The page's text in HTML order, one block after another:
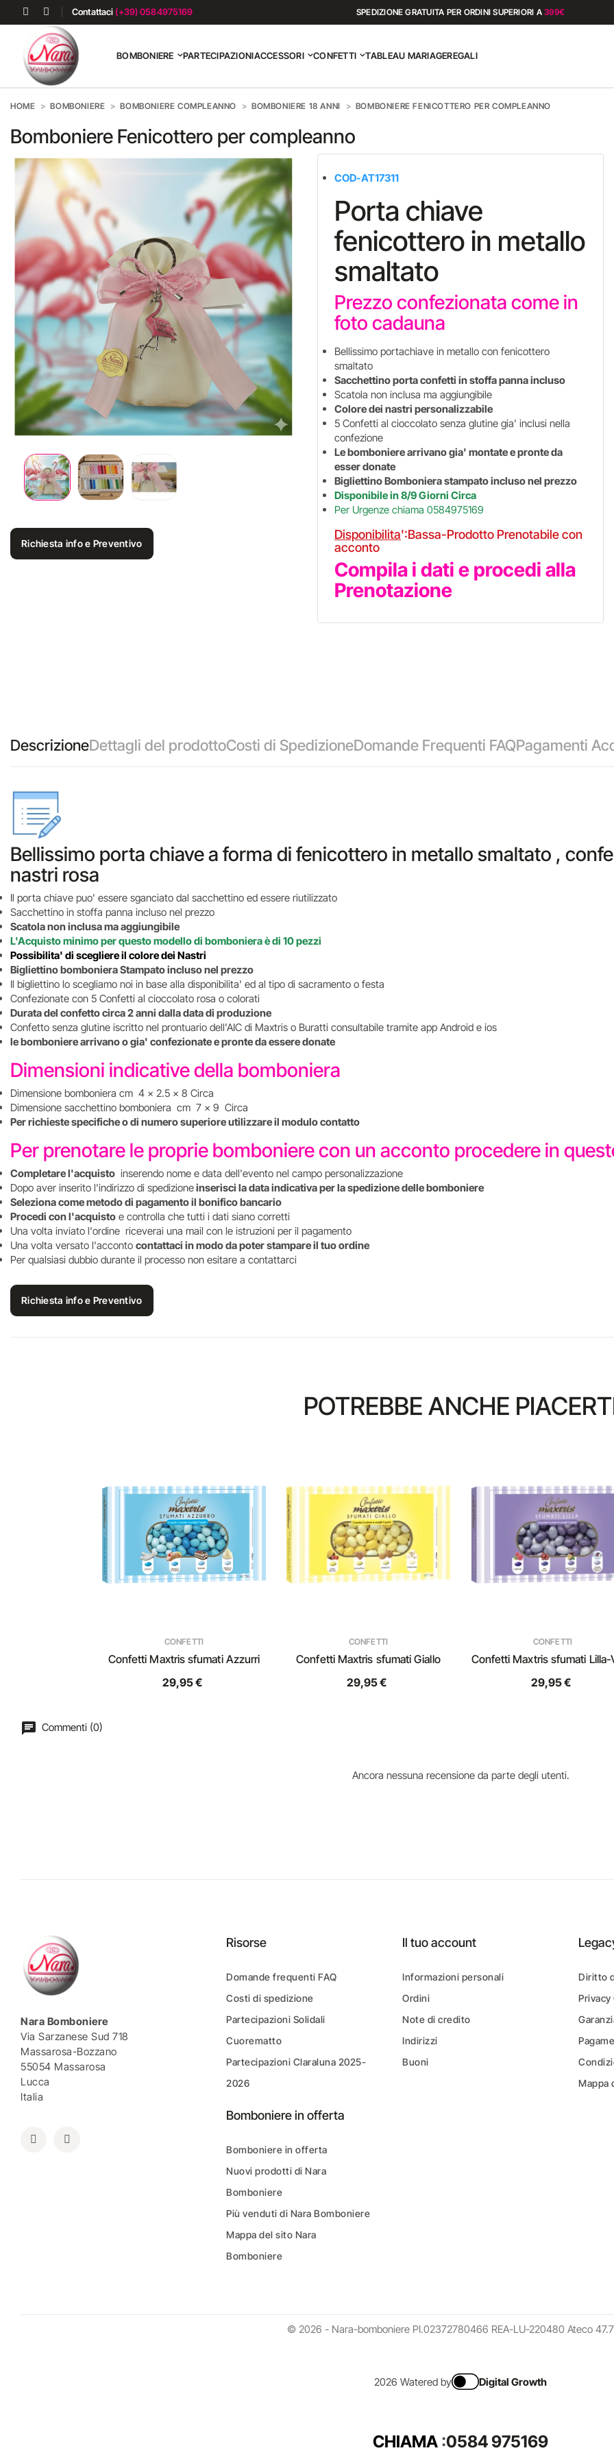
Contattaci (+39) 0584975169 SPEDIZIONE GRATUITA PER ORDINI SUPERIORI A399€
BOMBONIERE PARTECIPAZIONIACCESSORI CONFETTI TABLEAU MARIAGEREGALI
HOME BOMBONIERE BOMBONIERE COMPLEANNO BOMBONIERE 18 ANNI BOMBONIERE FENICOTTERO PER COMPLEANNO
Bomboniere Fenicottero per compleanno
Richiesta info e Preventivo
COD-AT17311
Porta chiave
fenicottero in metallo
smaltato
Prezzo confezionata come in
foto cadauna
Bellissimo portachiave in metallo con fenicottero
smaltato
Sacchettino porta confetti in stoffa panna incluso
Scatola non inclusa ma aggiungibile
Colore dei nastri personalizzabile
5 Confetti al cioccolato senza glutine gia' inclusi nella
confezione
Le bomboniere arrivano gia' montate e pronte da
esser donate
Bigliettino Bomboniera stampato incluso nel prezzo
Disponibile in 8/9 Giorni Circa
Per Urgenze chiama 0584975169
Disponibilita':Bassa-Prodotto Prenotabile con
acconto
Compila i dati e procedi alla
Prenotazione
DescrizioneDettagli del prodottoCosti di SpedizioneDomande Frequenti FAQPagamenti
Bellissimo porta chiave a forma di fenicottero in metallo smaltato ,
nastri rosa
Il porta chiave puo' essere sganciato dal sacchettino ed essere riutilizzato
Sacchettino in stoffa panna incluso nel prezzo
Scatola non inclusa ma aggiungibile
L'Acquisto minimo per questo modello di bomboniera è di 10 pezzi
Possibilita' di scegliere il colore dei Nastri
Bigliettino bomboniera Stampato incluso nel prezzo
Il bigliettino lo scegliamo noi in base alla disponibilita' ed al tipo di sacramento o festa
Confezionate con 5 Confetti al cioccolato rosa o colorati
Durata del confetto circa 2 anni dalla data di produzione
Confetto senza glutine iscritto nel prontuario dell'AIC di Maxtris o Buratti consultabile tramite app Android e ios
le bomboniere arrivano o gia' confezionate e pronte da essere donate
Dimensioni indicative della bomboniera
Dimensione bomboniera cm 4 x 2.5 x 8 Circa
Dimensione sacchettino bomboniera cm 7 x 9 Circa
Per richieste specifiche o di numero superiore utilizzare il modulo contatto
Per prenotare le proprie bomboniere con un acconto procedere in
Completare l'acquisto inserendo nome e data dell'evento nel campo personalizzazione
Dopo aver inserito l'indirizzo di spedizioneinserisci la data indicativa per la spedizione delle bomboniere
Seleziona come metodo di pagamento il bonifico bancario
Procedi con l'acquisto e controlla che tutti i dati siano corretti
Una volta inviato l'ordine riceverai una mail con le istruzioni per il pagamento
Una volta versato l'acconto contattaci in modo da poter stampare il tuo ordine
Per qualsiasi dubbio durante il processo non esitare a contattarci
Richiesta info e Preventivo
POTREBBE ANCHE
CONFETTI
Confetti Maxtris sfumati Azzurri
29,95 €
CONFETTI
Confetti Maxtris sfumati Giallo
29,95 €
CONFETTI
Confetti Maxtris sfumati Lilla-
29,95 €
Commenti (0)
Ancora nessuna recensione da parte degli utenti.
Nara Bomboniere
Via Sarzanese Sud 718
Massarosa-Bozzano
55054 Massarosa
Lucca
Italia
Risorse
Domande frequenti FAQ
Costi di spedizione
Partecipazioni Solidali
Cuorematto
Partecipazioni Claraluna 2025-
2026
Bomboniere in offerta
Bomboniere in offerta
Nuovi prodotti di Nara
Bomboniere
Più venduti di Nara Bomboniere
Mappa del sito Nara
Bomboniere
Il tuo account
Informazioni personali
Ordini
Note di credito
Indirizzi
Buoni
Diritto
Privacy
Mappa
© 2026 - Nara-bomboniere PI.02372780466 REA-LU-220480 Ateco
2026 Watered by Digital Growth
CHIAMA :0584 975169